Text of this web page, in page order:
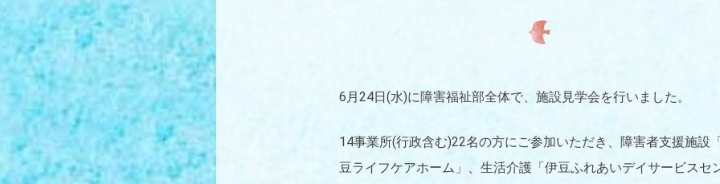
6月24日(水)に障害福祉部全体で、施設見学会を行いました。
14事業所(行政含む)22名の方にご参加いただき、障害者支援施設
豆ライフケアホーム」、生活介護「伊豆ふれあいデイサービスセ